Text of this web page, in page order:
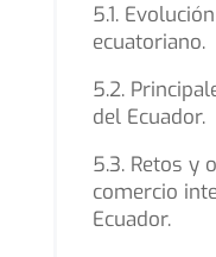
5.1.
ecuatoriano.
5.2.
del Ecuador.
5.3. Retos y
comercio
Ecuador.